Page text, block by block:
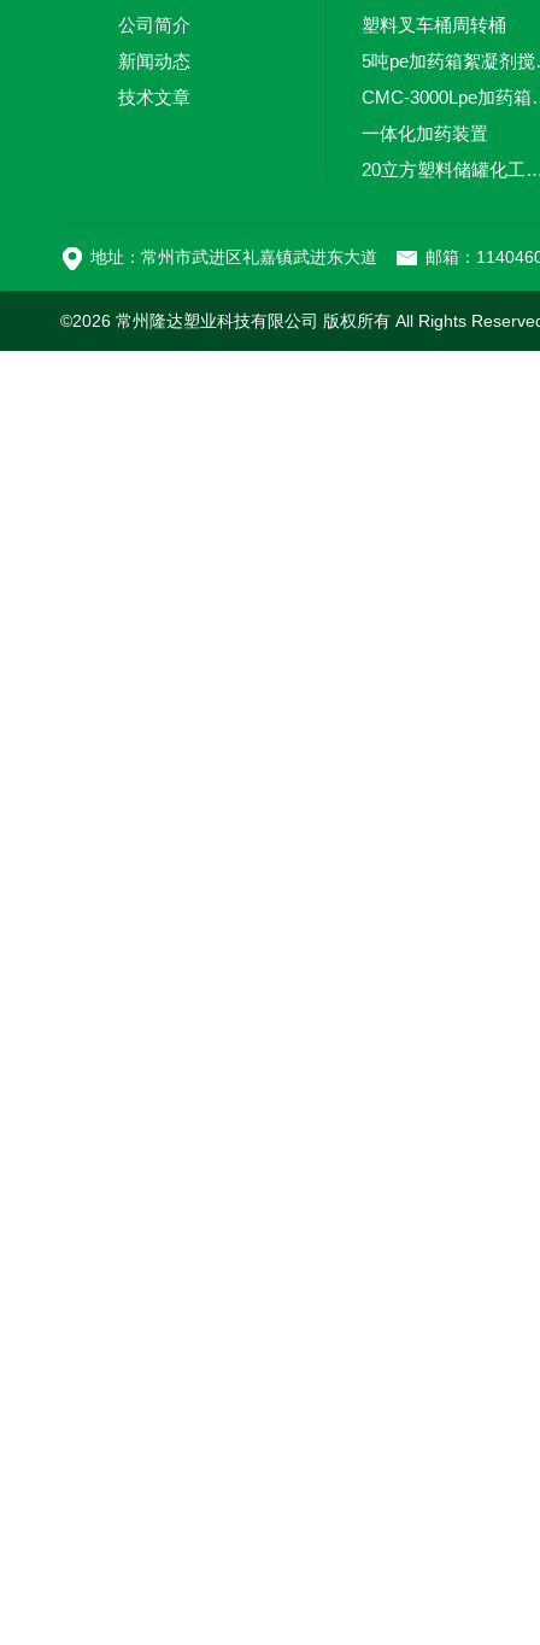
公司简介
新闻动态
技术文章
塑料叉车桶周转桶
5吨pe
CMC-
一体化加药装置
20立方塑料储罐化工储
地址：常州市武进区礼嘉镇武进东大道 邮箱：
©2026 常州隆达塑业科技有限公司 版权所有 All Rights